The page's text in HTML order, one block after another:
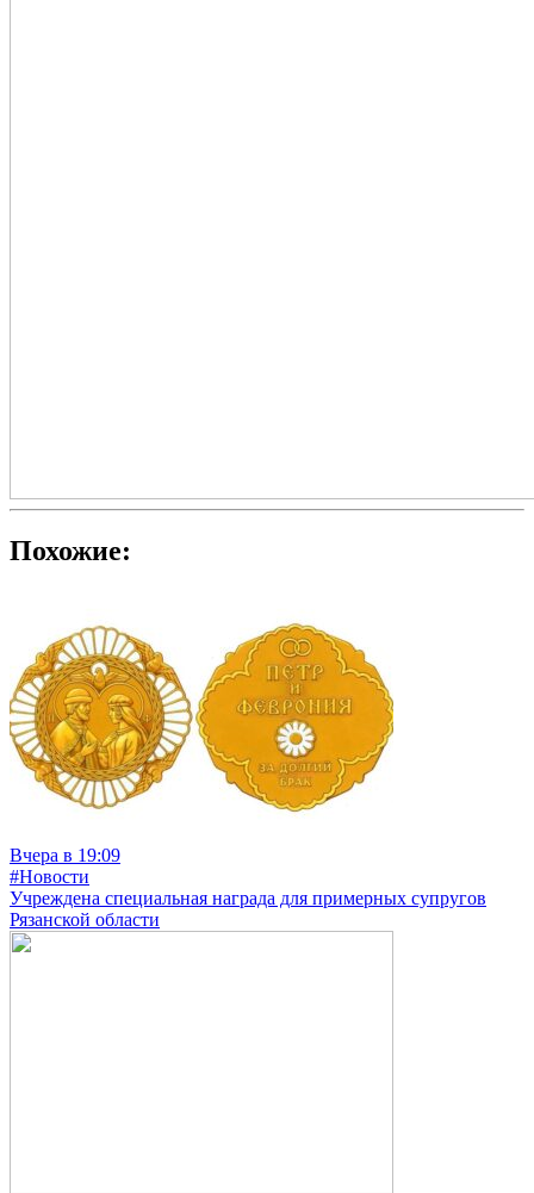
Похожие:
Вчера в 19:09
#Новости
Учреждена специальная награда для примерных супругов
Рязанской области